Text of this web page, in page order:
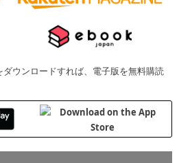
ウンロードすれば、電子版を無料購読